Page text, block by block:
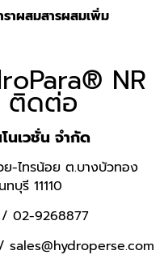
าผสมสารผสมเพิ่ม
NR
ติดต่อ
นเวชั่น จำกัด
-ไทรน้อย ต.บางบัวทอง
บุรี 11110
/ 02-9268877
sales@hydroperse.com